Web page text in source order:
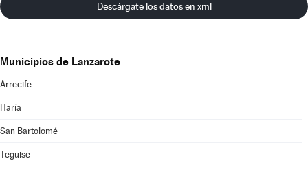
Descárgate los datos en xml
Municipios de Lanzarote
Arrecife
Haría
San Bartolomé
Teguise